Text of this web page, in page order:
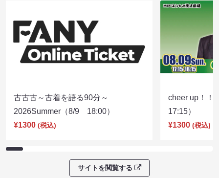
古古古～古着を語る90分～
2026Summer（8/9 18:00）
¥1300 (税込)
cheer up！
17:15）
¥1300 (税込)
サイトを閲覧する